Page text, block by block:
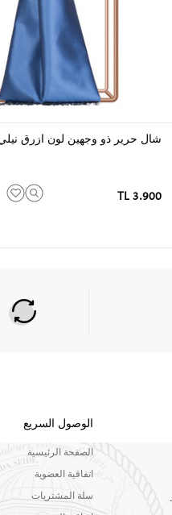
شال حرير ذو وجهين لون ازرق
3.900 TL
الوصول السريع
الصفحة الرئيسية
اتفاقية العضوية
سلة المشتريات